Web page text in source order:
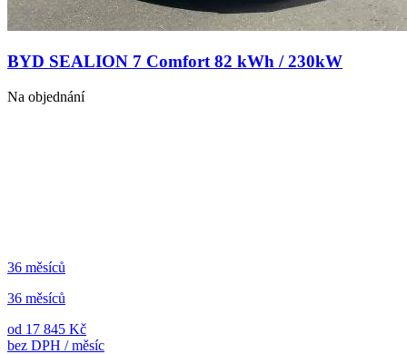
BYD SEALION 7 Comfort 82 kWh / 230kW
Na objednání
36 měsíců
36 měsíců
od 17 845 Kč
bez DPH / měsíc